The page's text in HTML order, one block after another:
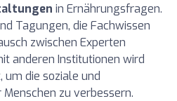
in Ernährungsfragen.
Tagungen, die Fachwissen
zwischen Experten
anderen Institutionen wird
die soziale und
zu verbessern.